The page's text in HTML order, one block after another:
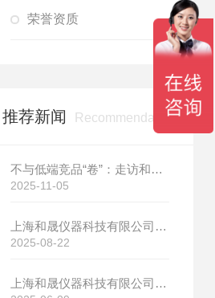
荣誉资质
推荐新闻 Recommendation
不与低端竞品“卷”：走访和晟科技，探寻国产热分析如何行稳致远
2025-11-05
上海和晟仪器科技有限公司新厂开工大吉
2025-08-22
上海和晟仪器科技有限公司新厂开工大吉